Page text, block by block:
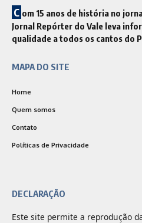
C om 15 anos de história no
Jornal Repórter do Vale leva
qualidade a todos os cantos do
MAPA DO SITE
Home
Quem somos
Contato
Políticas de Privacidade
DECLARAÇÃO
Este site permite a reprodução